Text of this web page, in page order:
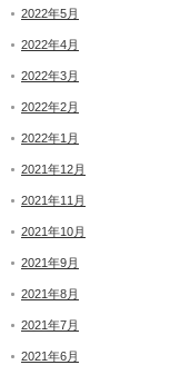
2022年5月
2022年4月
2022年3月
2022年2月
2022年1月
2021年12月
2021年11月
2021年10月
2021年9月
2021年8月
2021年7月
2021年6月